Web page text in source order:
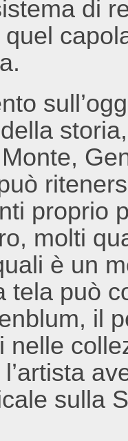
di
proprio
molti
è un
tela può
il
nelle
sulla